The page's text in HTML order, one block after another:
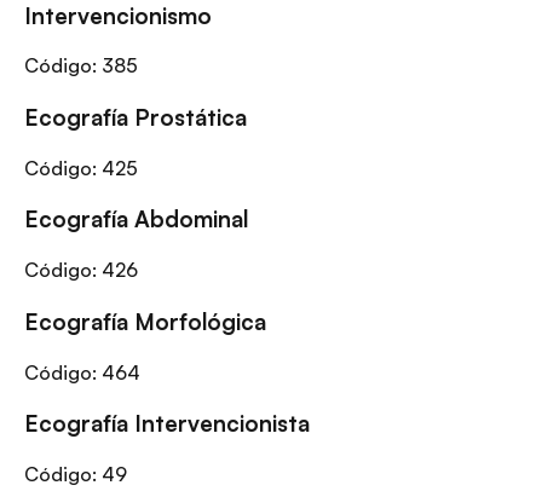
Intervencionismo
Código: 385
Ecografía Prostática
Código: 425
Ecografía Abdominal
Código: 426
Ecografía Morfológica
Código: 464
Ecografía Intervencionista
Código: 49